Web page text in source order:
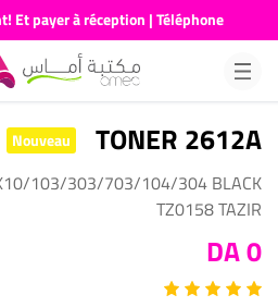
Et payer à réception | Téléphone
TONER 2612A
Nouveau
103/303/703/104/304 BLACK
TZ0158 TAZIR
0 DA